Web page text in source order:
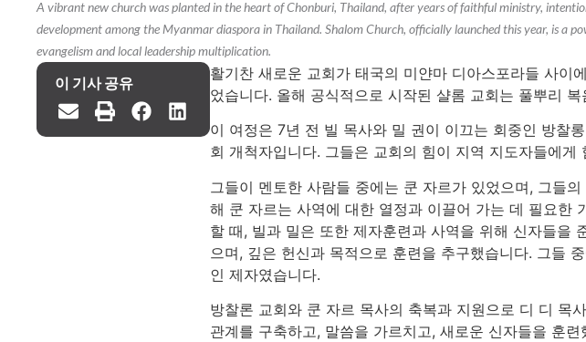
A vibrant new church was planted in the heart of Chonburi, Thailand, after years of faithful ministry,
development among the Myanmar diaspora in Thailand. Shalom Church, officially launched this year, is a
evangelism and local leadership multiplication.
이 기사 공유
활기찬 새로운 교회가 태국의 미얀마 디아스포라들 사이
었습니다. 올해 공식적으로 시작된 샬롬 교회는 풀뿌리
이 여정은 7년 전 빌 목사와 밀 권이 이끄는 회중인 방찰
회 개척자입니다. 그들은 교회의 힘이 지역 지도자들에게
그들이 멘토한 사람들 중에는 쿤 자르가 있었으며, 그들
해 쿤 자르는 사역에 대한 열정과 이끌어 가는 데 필요한
할 때, 빌과 밀은 또한 제자훈련과 사역을 위해 신자들을
으며, 깊은 헌신과 목적으로 훈련을 추구했습니다. 그들
인 제자였습니다.
방찰론 교회와 쿤 자르 목사의 축복과 지원으로 디 디 목
관계를 구축하고, 말씀을 가르치고, 새로운 신자들을 훈